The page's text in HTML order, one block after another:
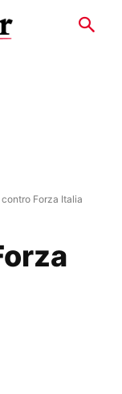
Forza Italia